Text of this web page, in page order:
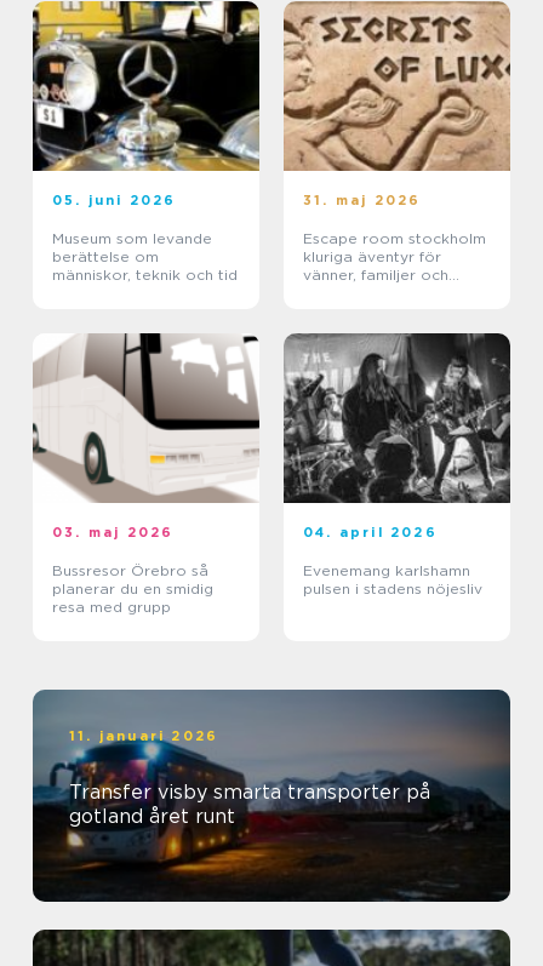
05. juni 2026
Museum som levande
berättelse om
människor, teknik och tid
31. maj 2026
Escape room stockholm
kluriga äventyr för
vänner, familjer och
03. maj 2026
Bussresor Örebro så
planerar du en smidig
resa med grupp
04. april 2026
Evenemang karlshamn
pulsen i stadens nöjesliv
11. januari 2026
Transfer visby smarta transporter på
gotland året runt